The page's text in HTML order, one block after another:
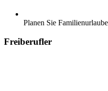
Planen Sie
Freiberufler